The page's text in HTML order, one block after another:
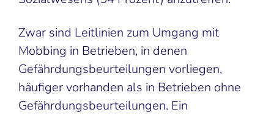
Zwar sind Leitlinien zum Umgang mit
Mobbing in Betrieben, in denen
Gefährdungsbeurteilungen vorliegen,
häufiger vorhanden als in Betrieben ohne
Gefährdungsbeurteilungen. Ein